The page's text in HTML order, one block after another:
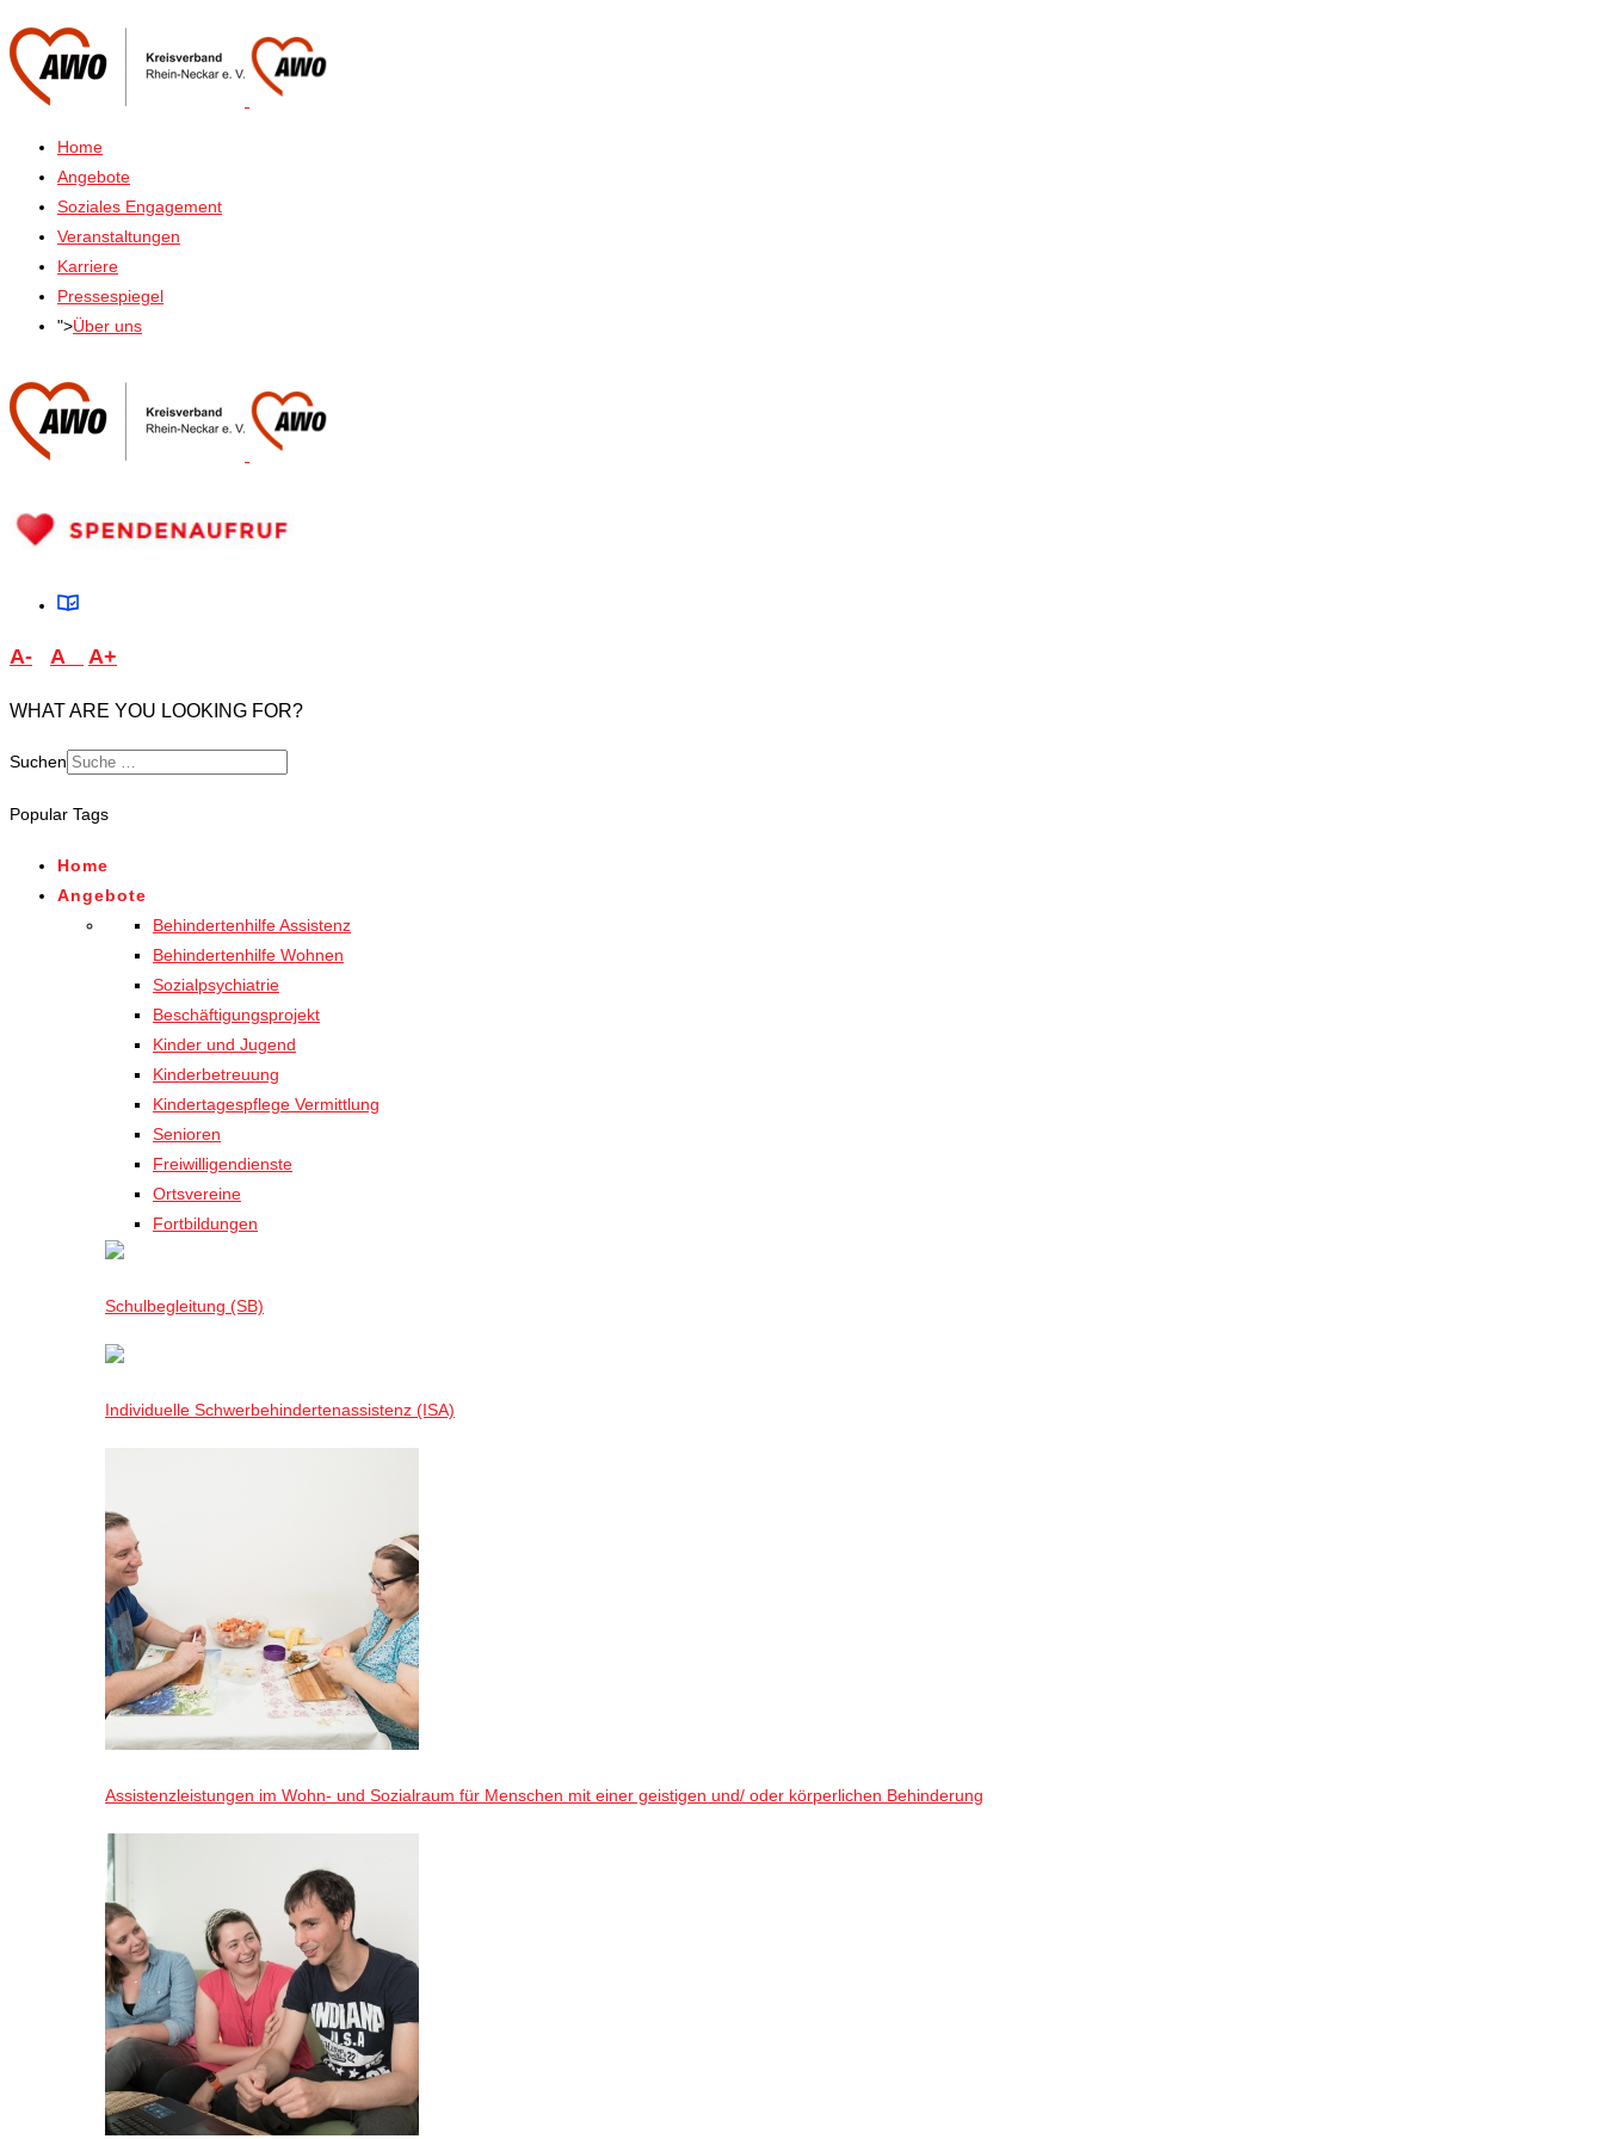
Home
Angebote
Soziales Engagement
Veranstaltungen
Karriere
Pressespiegel
">Über uns
A- A A+
WHAT ARE YOU LOOKING FOR?
Suchen
for results.
Popular Tags
Home
Angebote
Behindertenhilfe Assistenz
Behindertenhilfe Wohnen
Sozialpsychiatrie
Beschäftigungsprojekt
Kinder und Jugend
Kinderbetreuung
Kindertagespflege Vermittlung
Senioren
Freiwilligendienste
Ortsvereine
Fortbildungen
Schulbegleitung (SB)
Individuelle Schwerbehindertenassistenz (ISA)
Assistenzleistungen im Wohn- und Sozialraum für Menschen mit einer geistigen und/ oder körperlichen Behinderung